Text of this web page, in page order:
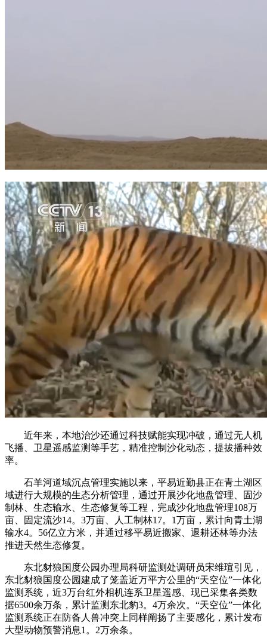
近年来，本地治沙还通过科技赋能实现冲破，通过无人机
飞播、卫星遥感监测等手艺，精准控制沙化动态，提拔播种效
率。
石羊河道域沉点管理实施以来，平易近勤县正在青土湖区
域进行大规模的生态分析管理，通过开展沙化地盘管理、固沙
制林、生态输水、生态修复等工程，完成沙化地盘管理108万
亩、固定流沙14。3万亩、人工制林17。1万亩，累计向青土湖
输水4。56亿立方米，并通过移平易近搬家、退耕还林等办法
推进天然生态修复。
东北豺狼国度公园办理局科研监测处调研员宋维瑄引见，
东北豺狼国度公园建成了笼盖近万平方公里的“天空位”一体化
监测系统，近3万台红外相机连系卫星遥感、现已采集各类数
据6500余万条，累计监测东北豹3。4万余次。“天空位”一体化
监测系统正在防备人兽冲突上同样阐扬了主要感化，累计发布
大型动物预警消息1。2万余条。